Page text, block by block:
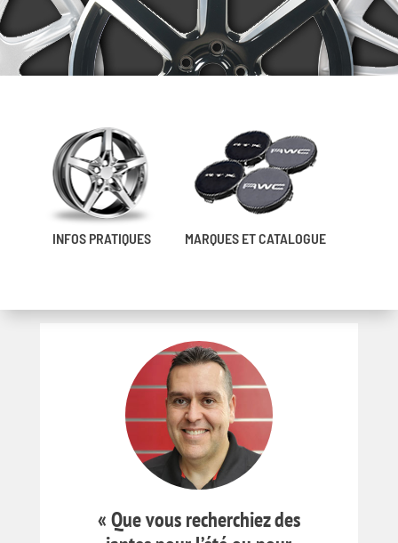
INFOS PRATIQUES MARQUES ET CATALOGUE
« Que vous recherchiez des